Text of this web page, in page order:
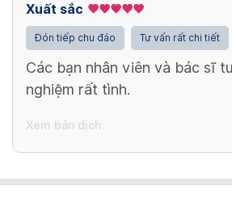
Xuất sắc
Đón tiếp chu đáo Tư vấn rất chi tiết
Các bạn nhân viên và bác sĩ
nghiệm rất tình.
Xem bản dịch